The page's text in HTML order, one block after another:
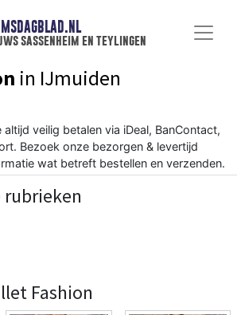
sassenheim en teylingen
in IJmuiden
altijd veilig betalen via iDeal, BanContact,
Bezoek onze bezorgen & levertijd
wat betreft bestellen en verzenden.
rubrieken
Fashion